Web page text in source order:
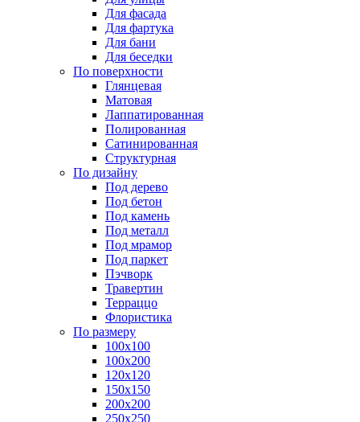
Для фасада
Для фартука
Для бани
Для беседки
По поверхности
Глянцевая
Матовая
Лаппатированная
Полированная
Сатинированная
Структурная
По дизайну
Под дерево
Под бетон
Под камень
Под металл
Под мрамор
Под паркет
Пэчворк
Травертин
Терраццо
Флористика
По размеру
100х100
100х200
120х120
150х150
200х200
250х250